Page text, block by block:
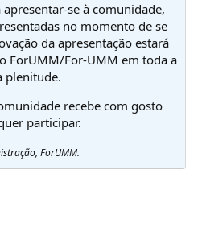
se à comunidade,
no momento de se
da apresentação estará
ForUMM/For-UMM em toda a
plenitude.
recebe com gosto
participar.
ForUMM.